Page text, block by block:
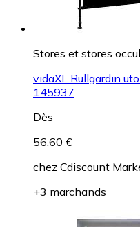
Stores et stores
vidaXL Rullgardin
145937
Dès
56,60 €
chez Cdiscount
+3 marchands